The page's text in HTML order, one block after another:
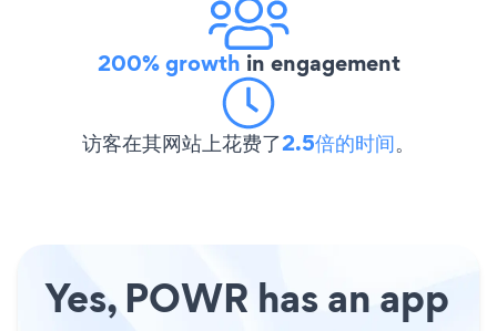
200% growth in engagement
访客在其网站上花费了2.5倍的时间。
Yes, POWR has an app